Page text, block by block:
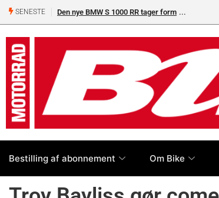
SENESTE Den nye BMW S 1000 RR tager form
Bestilling af abonnement Om Bike